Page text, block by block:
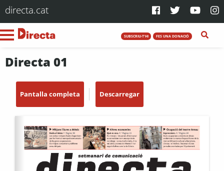
directa.cat
SUBSCRIU-T'HI FES UNA DONACIÓ
Directa 01
Pantalla completa Descarregar